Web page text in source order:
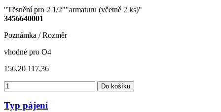
"Těsnění pro 2 1/2""armaturu (včetně 2 ks)"
3456640001
Poznámka / Rozměr
vhodné pro O4
156,20 117,36
Do košíku
Typ pájení